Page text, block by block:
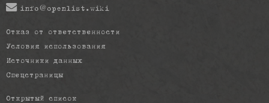
info@openlist.wiki
Отказ от ответственности
Условия использования
Источники данных
Спецстраницы
Открытый список